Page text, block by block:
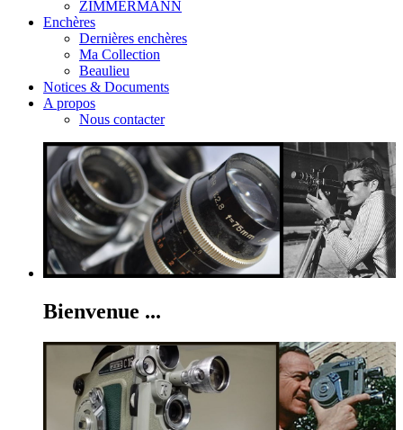
ZIMMERMANN
Enchères
Dernières enchères
Ma Collection
Beaulieu
Notices & Documents
A propos
Nous contacter
Bienvenue ...